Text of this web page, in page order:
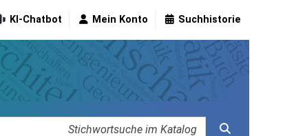
KI-Chatbot Mein Konto Suchhistorie